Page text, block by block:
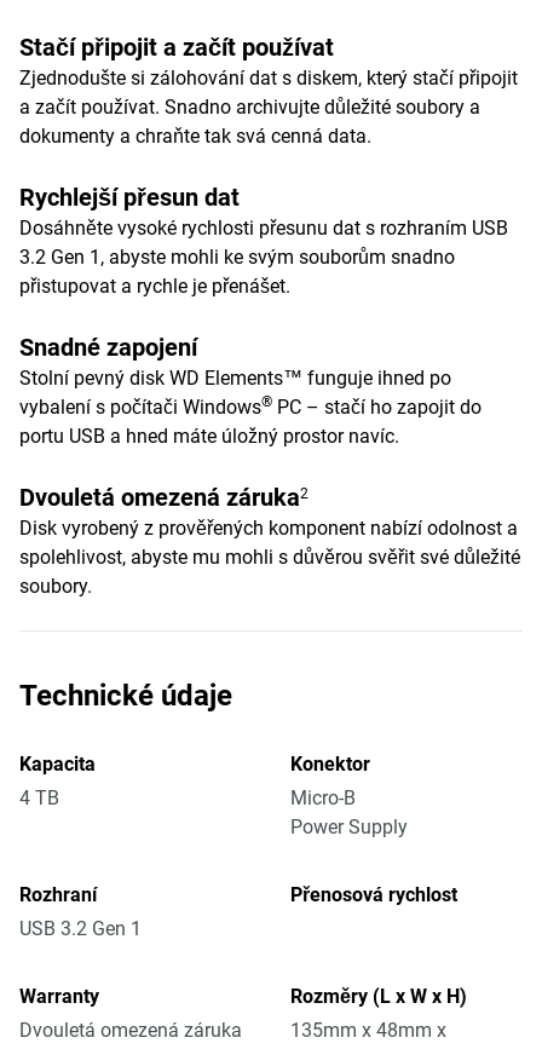
Stačí připojit a začít používat
Zjednodušte si zálohování dat s diskem, který stačí připojit
a začít používat. Snadno archivujte důležité soubory a
dokumenty a chraňte tak svá cenná data.
Rychlejší přesun dat
Dosáhněte vysoké rychlosti přesunu dat s rozhraním USB
3.2 Gen 1, abyste mohli ke svým souborům snadno
přistupovat a rychle je přenášet.
Snadné zapojení
Stolní pevný disk WD Elements™ funguje ihned po
vybalení s počítači Windows® PC – stačí ho zapojit do
portu USB a hned máte úložný prostor navíc.
Dvouletá omezená záruka2
Disk vyrobený z prověřených komponent nabízí odolnost a
spolehlivost, abyste mu mohli s důvěrou svěřit své důležité
soubory.
Technické údaje
Kapacita
4 TB
Konektor
Micro-B
Power Supply
Rozhraní
USB 3.2 Gen 1
Přenosová rychlost
Warranty
Dvouletá omezená záruka
Rozměry (L x W x H)
135mm x 48mm x